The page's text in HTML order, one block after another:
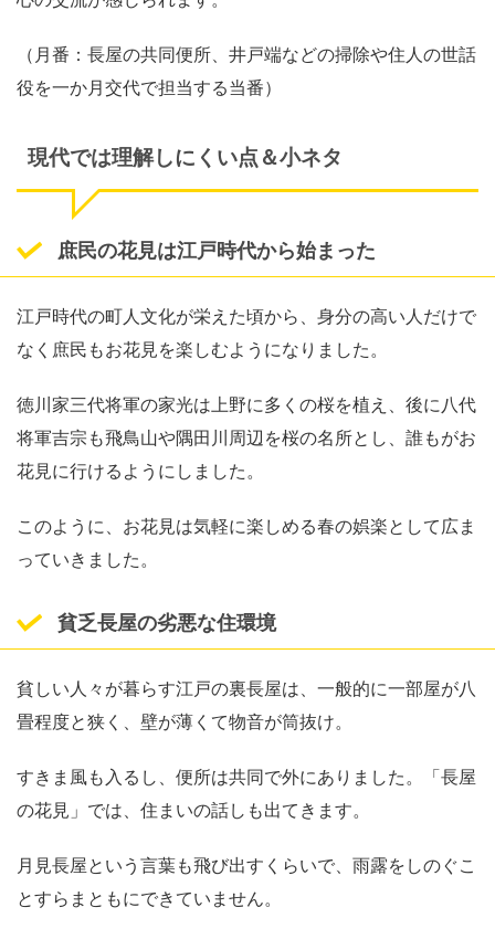
（月番：長屋の共同便所、井戸端などの掃除や住人の世話
役を一か月交代で担当する当番）
現代では理解しにくい点＆小ネタ
庶民の花見は江戸時代から始まった
江戸時代の町人文化が栄えた頃から、身分の高い人だけで
なく庶民もお花見を楽しむようになりました。
徳川家三代将軍の家光は上野に多くの桜を植え、後に八代
将軍吉宗も飛鳥山や隅田川周辺を桜の名所とし、誰もがお
花見に行けるようにしました。
このように、お花見は気軽に楽しめる春の娯楽として広ま
っていきました。
貧乏長屋の劣悪な住環境
貧しい人々が暮らす江戸の裏長屋は、一般的に一部屋が八
畳程度と狭く、壁が薄くて物音が筒抜け。
すきま風も入るし、便所は共同で外にありました。「長屋
の花見」では、住まいの話しも出てきます。
月見長屋という言葉も飛び出すくらいで、雨露をしのぐこ
とすらまともにできていません。